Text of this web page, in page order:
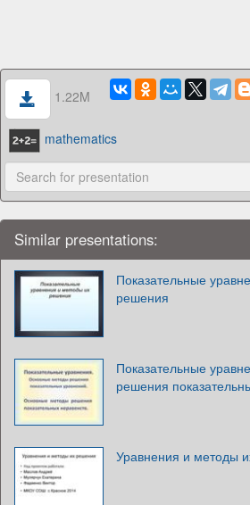
1.22M
mathematics
Similar presentations:
Показательные
решения
Показательные
решения
Уравнения и методы